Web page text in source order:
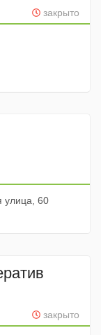
закрыто
улица, 60
закрыто